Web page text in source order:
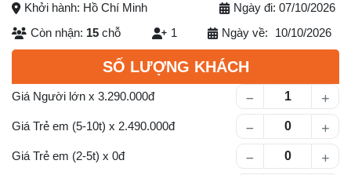
Khởi hành: Hồ Chí Minh
Ngày đi: 07/10/2026
Còn nhận: 15 chỗ
Số lượng khách
1 Ngày về: 10/10/2026
SỐ LƯỢNG KHÁCH
Giá Người lớn x 3.290.000
Giá Trẻ em (5-10t) x 2.490.000
Giá Trẻ em (2-5t) x 0